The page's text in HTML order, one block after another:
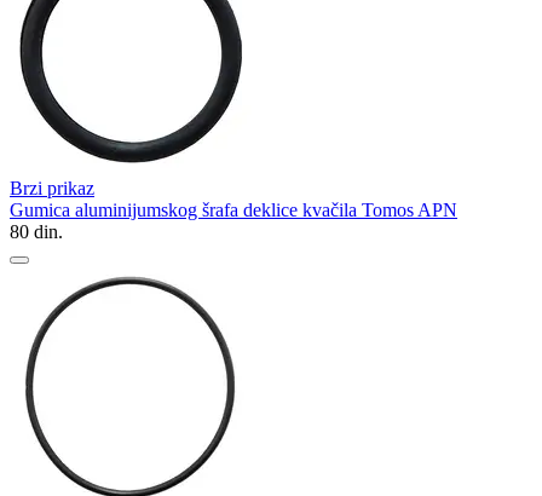
Brzi prikaz
Gumica aluminijumskog šrafa deklice kvačila Tomos APN
80 din.